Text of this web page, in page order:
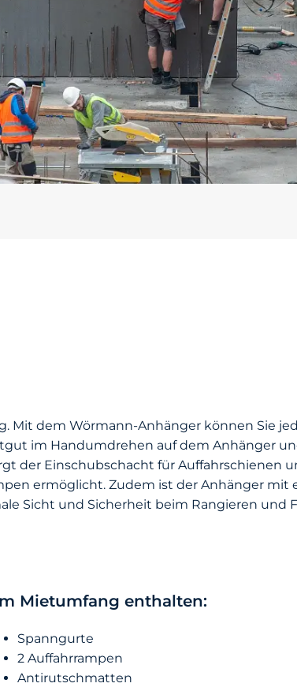
dem Wörmann-Anhänger können Sie
im Handumdrehen auf dem Anhänger
der Einschubschacht für Auffahrschienen
ermöglicht. Zudem ist der Anhänger mit
Sicht und Sicherheit beim Rangieren und
Mietumfang enthalten:
Spanngurte
2 Auffahrrampen
Antirutschmatten